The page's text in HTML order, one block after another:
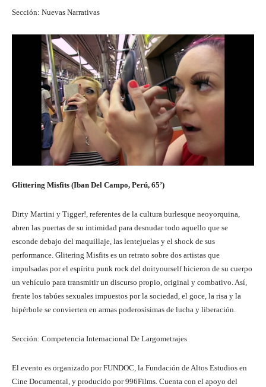
Sección: Nuevas Narrativas
Glittering Misfits (Iban Del Campo, Perú, 65’)
Dirty Martini y Tigger!, referentes de la cultura burlesque neoyorquina,
abren las puertas de su intimidad para desnudar todo aquello que se
esconde debajo del maquillaje, las lentejuelas y el shock de sus
performance. Glitering Misfits es un retrato sobre dos artistas que
impulsadas por el espíritu punk rock del doityourself hicieron de su cuerpo
un vehículo para transmitir un discurso propio, original y combativo. Así,
frente los tabúes sexuales impuestos por la sociedad, el goce, la risa y la
hipérbole se convierten en armas poderosísimas de lucha y liberación.
Sección: Competencia Internacional De Largometrajes
El evento es organizado por FUNDOC, la Fundación de Altos Estudios en
Cine Documental, y producido por 996Films. Cuenta con el apoyo del